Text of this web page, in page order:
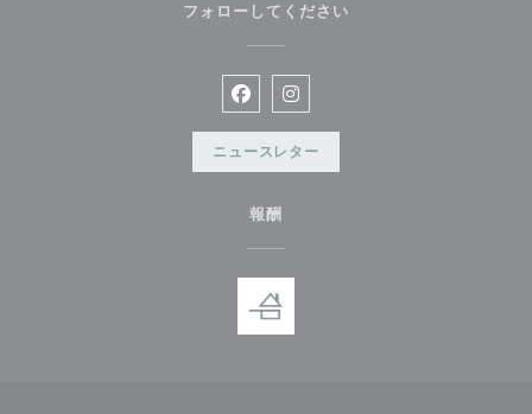
フォローしてください
Facebook ((新しいウィンドウで
Instagram ((新しいウィンド
ニュースレター
報酬